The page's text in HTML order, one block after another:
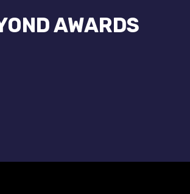
AWARDS